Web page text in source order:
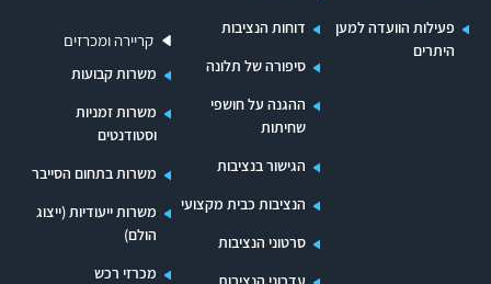
ליקויים בתהליך קבלת ההחלטות
על אף הדיונים הרבים שהתקיימו בוועדת ההיגוי
בנושא מכרז הקרונות, בהשתתפותם ובאישורם של
נציגי משרד האוצר, מאגף התקציבים ומן החשכ"ל,
ועל אף החלטת ועדת ההיגוי להפריד את מכרז
נציגי האוצר לבטל את מכרז הקרונות, ובמקומו
לפרסם מכרז חדש משולב של הקרונות והמערכות. כל
פעילות הוועדה למען
היתרים
דוחות הנציבות
סיפורה של תלונה
ההגנה על חושפי
שחיתות
הגישור בנציבות
הנציבות כבית מקצועי
סרטוני הנציבות
קריירה ומכרזים
משרות קבועות
משרות זמניות
וסטודנטים
משרות בתחום הסייבר
משרות ייעודיות (ייצוג
הולם)
מכרזי רכש